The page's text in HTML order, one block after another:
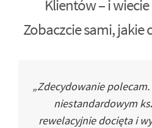
Klientów – i wiecie
Zobaczcie sami,
„Zdecydowanie polecam.
niestandardowym
rewelacyjnie docięta i